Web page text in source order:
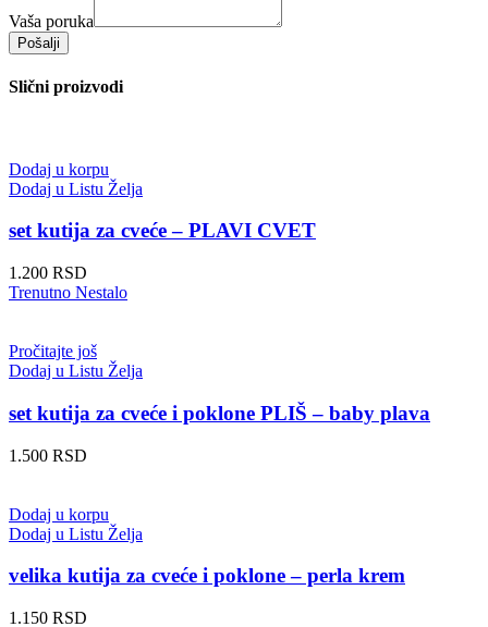
Vaša poruka
Pošalji
Slični proizvodi
Dodaj u korpu
Dodaj u Listu Želja
set kutija za cveće – PLAVI CVET
1.200 RSD
Trenutno Nestalo
Pročitajte još
Dodaj u Listu Želja
set kutija za cveće i poklone PLIŠ – baby plava
1.500 RSD
Dodaj u korpu
Dodaj u Listu Želja
velika kutija za cveće i poklone – perla krem
1.150 RSD